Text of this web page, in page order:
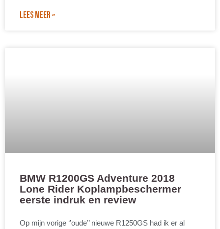
LEES MEER »
BMW R1200GS Adventure 2018
Lone Rider Koplampbeschermer
eerste indruk en review
Op mijn vorige ‘’oude’’ nieuwe R1250GS had ik er al